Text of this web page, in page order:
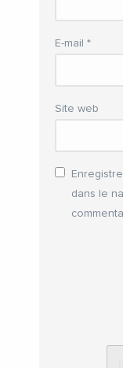
E-mail *
Site web
dans le